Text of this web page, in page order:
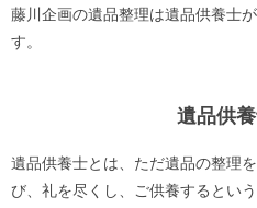
藤川企画の遺品整理は遺品供養士
す。
遺品供
遺品供養士とは、ただ遺品の整理
び、礼を尽くし、ご供養するとい